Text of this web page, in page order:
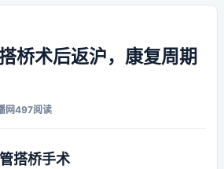
桥术后返沪，康复周期
网497阅读
搭桥手术